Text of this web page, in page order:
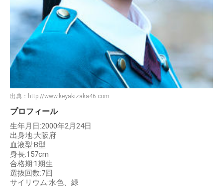
出典： http://www.keyakizaka46.com
プロフィール
生年月日:2000年2月24日
出身地:大阪府
血液型:B型
身長:157cm
合格期:1期生
選抜回数:7回
サイリウム:水色、緑